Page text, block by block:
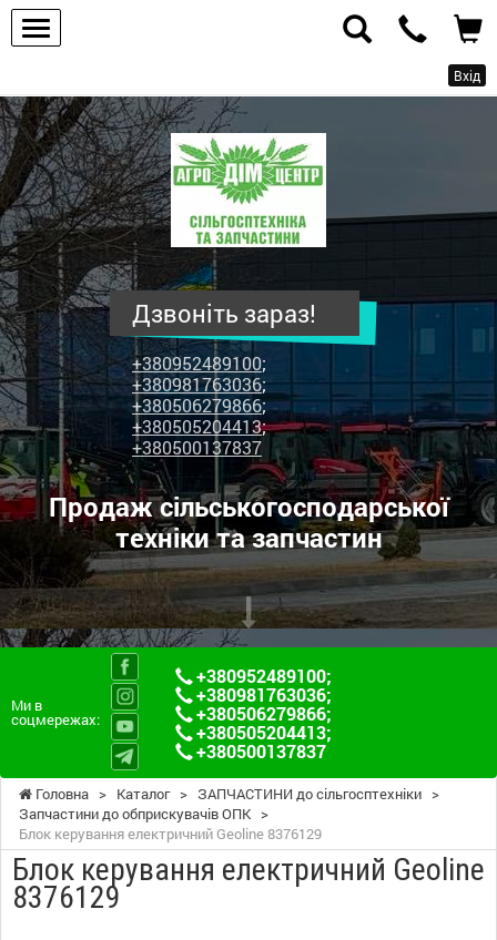
Вхід
ПП
"Агродім-
центр"
-
продаж
сільськогосподарської
техніки
та
запчастин
Дзвоніть зараз!
+380952489100;
+380981763036;
+380506279866;
+380505204413;
+380500137837
Продаж сільськогосподарської
техніки та запчастин
Ми в
соцмережах:
+380952489100;
+380981763036;
+380506279866;
+380505204413;
+380500137837
Головна > Каталог > ЗАПЧАСТИНИ до сільгосптехніки >
Запчастини до обприскувачів ОПК >
Блок керування електричний Geoline 8376129
Блок керування електричний Geoline
8376129